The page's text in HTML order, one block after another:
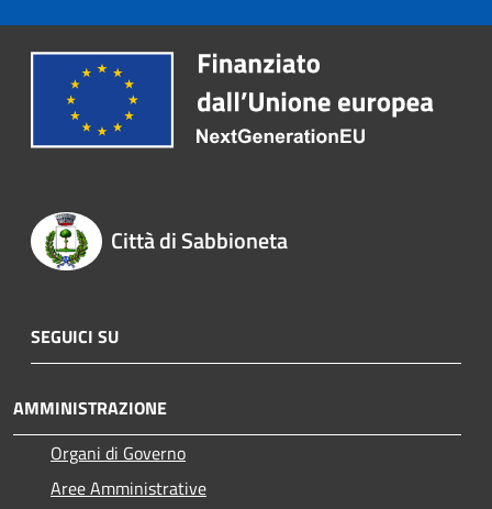
Città di Sabbioneta
SEGUICI SU
AMMINISTRAZIONE
Organi di Governo
Aree Amministrative